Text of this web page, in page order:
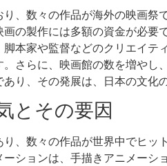
、数々の作品が海外の映画
の製作には多額の資金が必
本家や監督などのクリエイ
さらに、映画館の数を増や
り、その発展は、日本の文化
とその要因
、数々の作品が世界中でヒ
ションは、手描きアニメー